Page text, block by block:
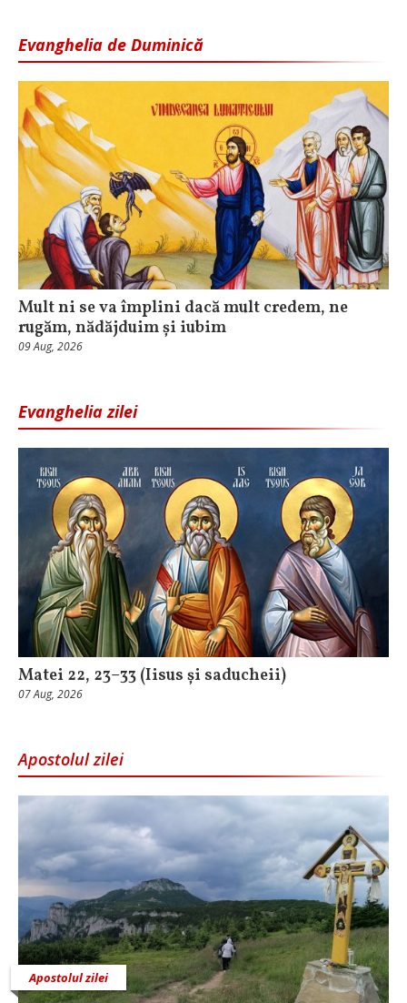
Evanghelia de Duminică
Mult ni se va împlini dacă mult credem, ne
rugăm, nădăjduim și iubim
09 Aug, 2026
Evanghelia zilei
Matei 22, 23–33 (Iisus și saducheii)
07 Aug, 2026
Apostolul zilei
Apostolul zilei